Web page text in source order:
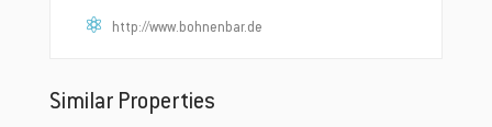
http://www.bohnenbar.de
Similar Properties